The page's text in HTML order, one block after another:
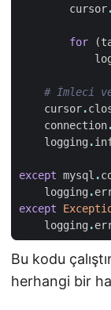
cursor.
for (
# İmleci
cursor.
connection.
logging .
except mysql .
logging .
except
logging .
Bu kodu
herhangi bir